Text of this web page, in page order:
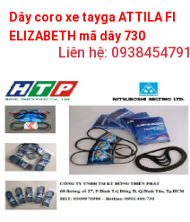
Dây coro xe tayga ATTILA FI
ELIZABETH mã dây 730
Liên hệ: 0938454791